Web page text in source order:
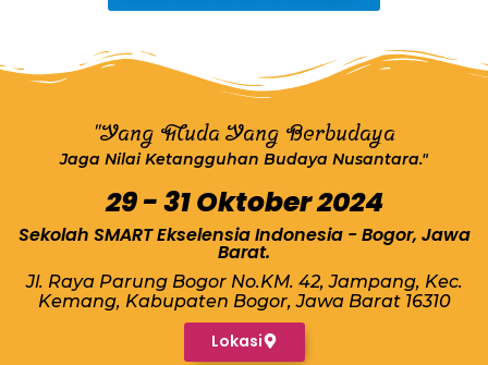
"Yang Muda Yang Berbudaya
Jaga Nilai Ketangguhan Budaya Nusantara."
29 - 31 Oktober 2024
Sekolah SMART Ekselensia Indonesia - Bogor, Jawa
Barat.
Jl. Raya Parung Bogor No.KM. 42, Jampang, Kec.
Kemang, Kabupaten Bogor, Jawa Barat 16310
Lokasi